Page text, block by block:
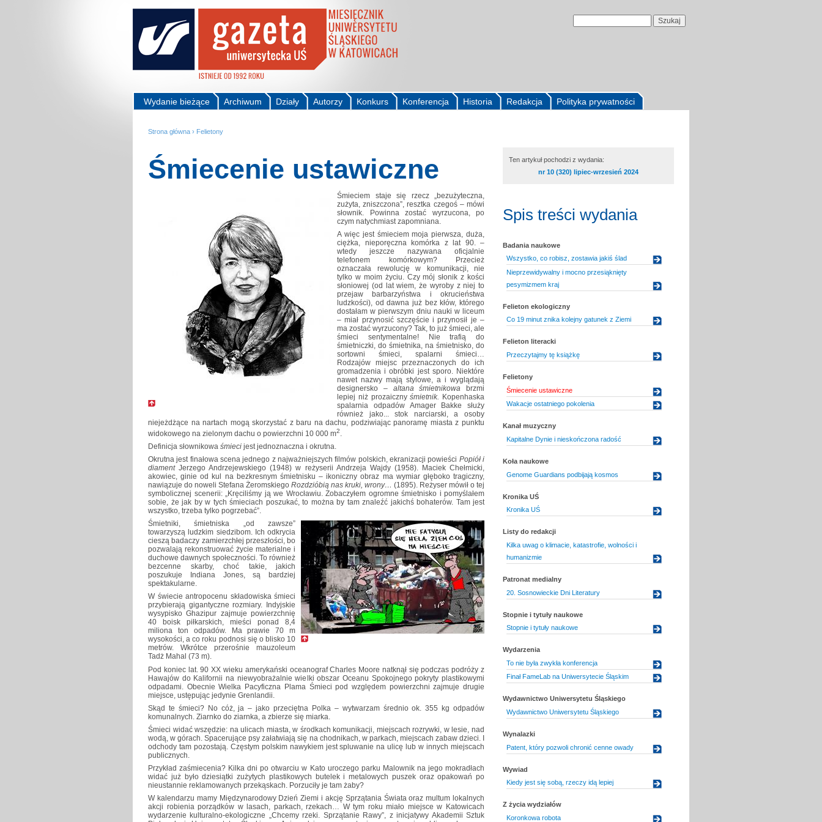
Polityka prywatności
Redakcja
Historia
Konferencja
Konkurs
Autorzy
Działy
Archiwum
Wydanie bieżące
Strona główna › Felietony
Śmiecenie ustawiczne
Śmieciem staje się rzecz „bezużyteczna,
zużyta, zniszczona”, resztka czegoś – mówi
słownik. Powinna zostać wyrzucona, po
czym natychmiast zapomniana.
A więc jest śmieciem moja pierwsza, duża,
ciężka, nieporęczna komórka z lat 90. –
wtedy jeszcze nazywana oficjalnie
telefonem komórkowym? Przecież
oznaczała rewolucję w komunikacji, nie
tylko w moim życiu. Czy mój słonik z kości
słoniowej (od lat wiem, że wyroby z niej to
przejaw barbarzyństwa i okrucieństwa
ludzkości), od dawna już bez kłów, którego
dostałam w pierwszym dniu nauki w liceum
– miał przynosić szczęście i przynosił je –
ma zostać wyrzucony? Tak, to już śmieci, ale
śmieci sentymentalne! Nie trafią do
śmietniczki, do śmietnika, na śmietnisko, do
sortowni śmieci, spalarni śmieci…
Rodzajów miejsc przeznaczonych do ich
gromadzenia i obróbki jest sporo. Niektóre
nawet nazwy mają stylowe, a i wyglądają
designersko – altana śmietnikowa brzmi
lepiej niż prozaicznyśmietnik.
Kopenhaska
spalarnia odpadów Amager Bakke służy
również jako... stok narciarski, a osoby
niejeżdżące na nartach mogą skorzystać z baru na dachu, podziwiając panoramę miasta z punktu
widokowego na zielonym dachu o powierzchni 10 000 m2
Definicja słownikowa śmieci jest jednoznaczna i okrutna.
Okrutna jest finałowa scena jednego z najważniejszych filmów polskich, ekranizacji powieści Popiół i
diamentJerzego Andrzejewskiego (1948) w reżyserii Andrzeja Wajdy (1958). Maciek Chełmicki,
akowiec, ginie od kul na bezkresnym śmietnisku – ikoniczny obraz ma wymiar głęboko tragiczny,
nawiązuje do noweli Stefana Żeromskiego Rozdzióbią nas kruki, wrony… (1895). Reżyser mówił o tej
symbolicznej scenerii: „Kręciliśmy ją we Wrocławiu. Zobaczyłem ogromne śmietnisko i pomyślałem
sobie, że jak by w tych śmieciach poszukać, to można by tam znaleźć jakichś bohaterów. Tam jest
wszystko, trzeba tylko pogrzebać”.
Śmietniki, śmietniska „od zawsze”
towarzyszą ludzkim siedzibom. Ich odkrycia
cieszą badaczy zamierzchłej przeszłości, bo
pozwalają rekonstruować życie materialne i
duchowe dawnych społeczności. To również
bezcenne skarby, choć takie, jakich
poszukuje Indiana Jones, są bardziej
spektakularne.
W świecie antropocenu składowiska śmieci
przybierają gigantyczne rozmiary. Indyjskie
wysypisko Ghazipur zajmuje powierzchnię
40 boisk piłkarskich, mieści ponad 8,4
miliona ton odpadów. Ma prawie 70 m
wysokości, a co roku podnosi się o blisko 10
metrów. Wkrótce przerośnie mauzoleum
Tadż Mahal (73 m).
Pod koniec lat. 90 XX wieku amerykański oceanograf Charles Moore natknął się podczas podróży z
Hawajów do Kalifornii na niewyobrażalnie wielki obszar Oceanu Spokojnego pokryty plastikowymi
odpadami. Obecnie Wielka Pacyficzna Plama Śmieci pod względem powierzchni zajmuje drugie
miejsce, ustępując jedynie Grenlandii.
Skąd te śmieci? No cóż, ja – jako przeciętna Polka – wytwarzam średnio ok. 355 kg odpadów
komunalnych. Ziarnko do ziarnka, a zbierze się miarka.
Śmieci widać wszędzie: na ulicach miasta, w środkach komunikacji, miejscach rozrywki, w lesie, nad
wodą, w górach. Spacerujące psy załatwiają się na chodnikach, w parkach, miejscach zabaw dzieci. I
odchody tam pozostają. Częstym polskim nawykiem jest spluwanie na ulicę lub w innych miejscach
publicznych.
Przykład zaśmiecenia? Kilka dni po otwarciu w Kato uroczego parku Malownik na jego mokradłach
widać już było dziesiątki zużytych plastikowych butelek i metalowych puszek oraz opakowań po
nieustannie reklamowanych przekąskach. Porzuciły je tam żaby?
W kalendarzu mamy Międzynarodowy Dzień Ziemi i akcję Sprzątania Świata oraz multum lokalnych
akcji robienia porządków w lasach, parkach, rzekach… W tym roku miało miejsce w Katowicach
wydarzenie kulturalno-ekologiczne „Chcemy rzeki. Sprzątanie Rawy”, z inicjatywy Akademii Sztuk
Ten artykuł pochodzi z wydania:
nr 10 (320) lipiec-wrzesień 2024
Spis treści wydania
Badania naukowe
Wszystko, co robisz, zostawia jakiś ślad
Nieprzewidywalny i mocno przesiąknięty
pesymizmem kraj
Felieton ekologiczny
Co 19 minut znika kolejny gatunek z Ziemi
Felieton literacki
Przeczytajmy tę książkę
Felietony
Śmiecenie ustawiczne
Wakacje ostatniego pokolenia
Kanał muzyczny
Kapitalne Dynie i nieskończona radość
Koła naukowe
Genome Guardians podbijają kosmos
Kronika UŚ
Kronika UŚ
Listy do redakcji
Kilka uwag o klimacie, katastrofie, wolności i
humanizmie
Patronat medialny
20. Sosnowieckie Dni Literatury
Stopnie i tytuły naukowe
Stopnie i tytuły naukowe
Wydarzenia
To nie była zwykła konferencja
Finał FameLab na Uniwersytecie Śląskim
Wydawnictwo Uniwersytetu Śląskiego
Wydawnictwo Uniwersytetu Śląskiego
Wynalazki
Patent, który pozwoli chronić cenne owady
Wywiad
Kiedy jest się sobą, rzeczy idą lepiej
Z życia wydziałów
Koronkowa robota